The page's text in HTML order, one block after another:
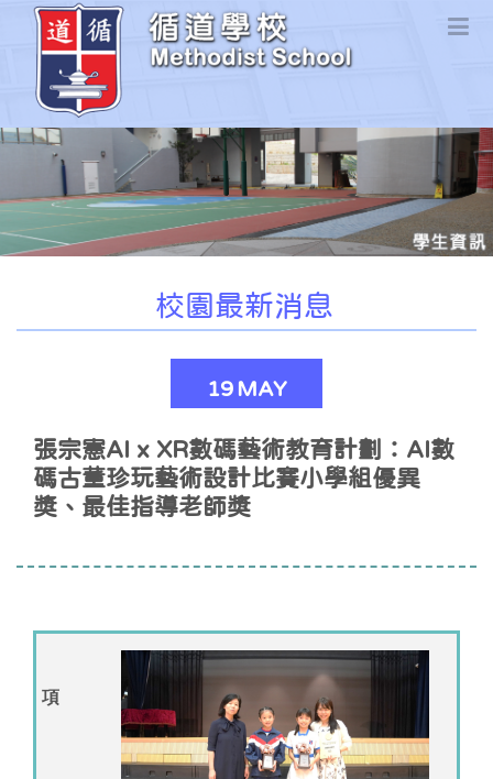
校園最新消息
19 MAY
張宗憲AI x XR數碼藝術教育計劃：AI數
碼古董珍玩藝術設計比賽小學組優異
獎、最佳指導老師獎
項